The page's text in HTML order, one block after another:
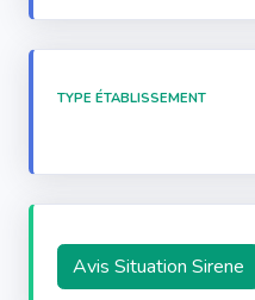
TYPE ÉTABLISSEMENT
Avis Situation Sirene